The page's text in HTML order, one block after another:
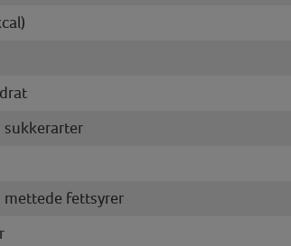
sukkerarter
mettede fettsyrer